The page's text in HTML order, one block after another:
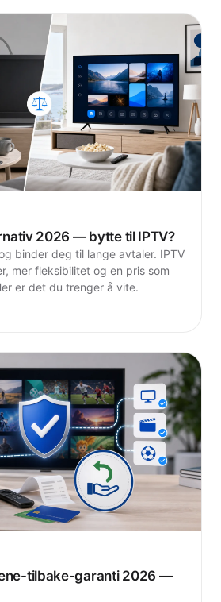
2026 — bytte til IPTV?
binder deg til lange avtaler. IPTV
mer fleksibilitet og en pris som
er det du trenger å vite.
tilbake-garanti 2026 —